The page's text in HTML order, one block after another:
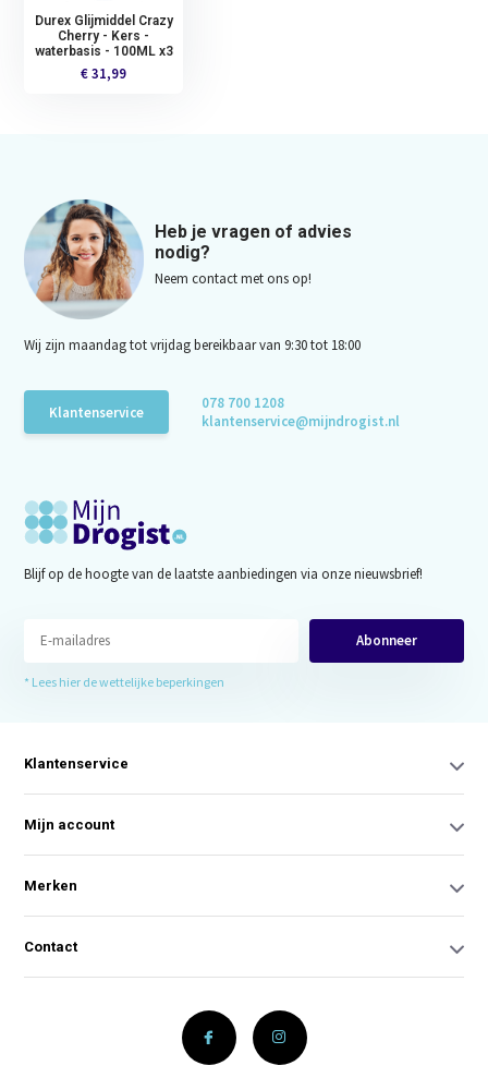
Durex Glijmiddel Crazy
Cherry - Kers -
waterbasis - 100ML x3
€ 31,99
Heb je vragen of advies
nodig?
Neem contact met ons op!
Wij zijn maandag tot vrijdag bereikbaar van 9:30 tot 18:00
Klantenservice
078 700 1208
klantenservice@mijndrogist.nl
Blijf op de hoogte van de laatste aanbiedingen via onze nieuwsbrief!
Abonneer
* Lees hier de wettelijke beperkingen
Klantenservice
Mijn account
Merken
Contact